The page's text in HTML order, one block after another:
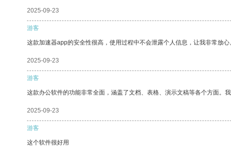
2025-09-23
游客
这款加速器app的安全性很高，使用过程中不会泄露个人信息，让我非常放心
2025-09-23
游客
这款办公软件的功能非常全面，涵盖了文档、表格、演示文稿等各个方面。
2025-09-23
游客
这个软件很好用